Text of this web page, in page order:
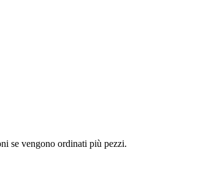
se vengono ordinati più pezzi.